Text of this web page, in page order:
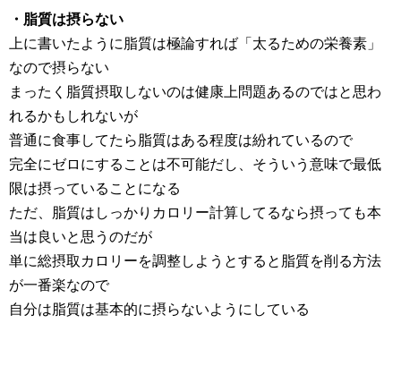
・脂質は摂らない
上に書いたように脂質は極論すれば「太るための栄養素」
なので摂らない
まったく脂質摂取しないのは健康上問題あるのではと思わ
れるかもしれないが
普通に食事してたら脂質はある程度は紛れているので
完全にゼロにすることは不可能だし、そういう意味で最低
限は摂っていることになる
ただ、脂質はしっかりカロリー計算してるなら摂っても本
当は良いと思うのだが
単に総摂取カロリーを調整しようとすると脂質を削る方法
が一番楽なので
自分は脂質は基本的に摂らないようにしている